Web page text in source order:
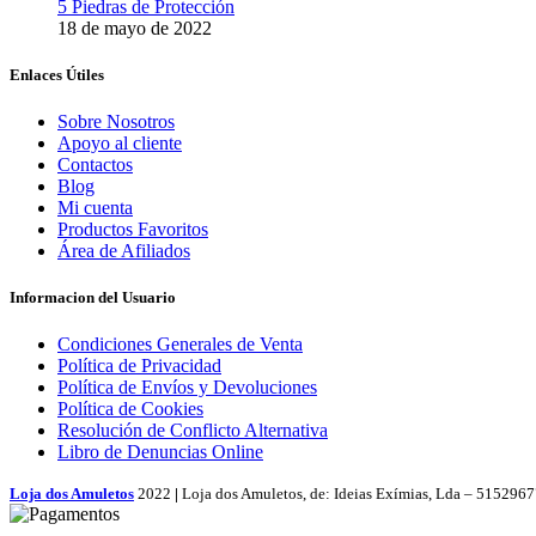
5 Piedras de Protección
18 de mayo de 2022
Enlaces Útiles
Sobre Nosotros
Apoyo al cliente
Contactos
Blog
Mi cuenta
Productos Favoritos
Área de Afiliados
Informacion del Usuario
Condiciones Generales de Venta
Política de Privacidad
Política de Envíos y Devoluciones
Política de Cookies
Resolución de Conflicto Alternativa
Libro de Denuncias Online
Loja dos Amuletos 2022 | Loja dos Amuletos, de: Ideias Exímias, Lda –